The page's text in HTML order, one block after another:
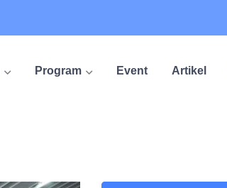
Program Event Artikel